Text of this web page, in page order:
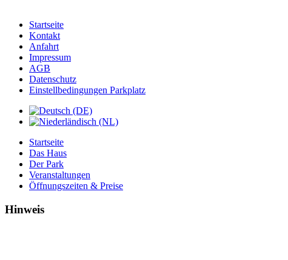
Startseite
Kontakt
Anfahrt
Impressum
AGB
Datenschutz
Einstellbedingungen Parkplatz
Startseite
Das Haus
Der Park
Veranstaltungen
Öffnungszeiten & Preise
Hinweis